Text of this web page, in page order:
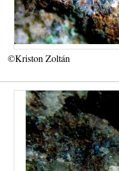
©Kriston Zoltán